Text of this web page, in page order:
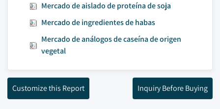
Mercado de aislado de proteína de soja
Mercado de ingredientes de habas
Mercado de análogos de caseína de origen
vegetal
Customize this Report Inquiry Before Buying